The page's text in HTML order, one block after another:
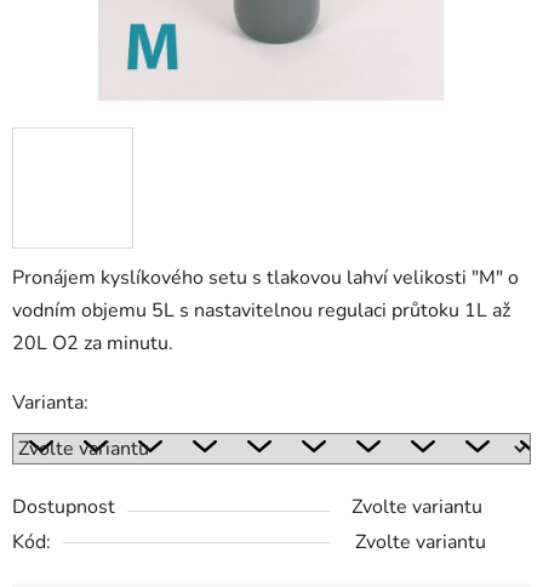
Pronájem kyslíkového setu s tlakovou lahví velikosti "M" o
vodním objemu 5L s nastavitelnou regulaci průtoku 1L až
20L O2 za minutu.
Varianta:
Dostupnost
Zvolte variantu
Kód:
Zvolte variantu